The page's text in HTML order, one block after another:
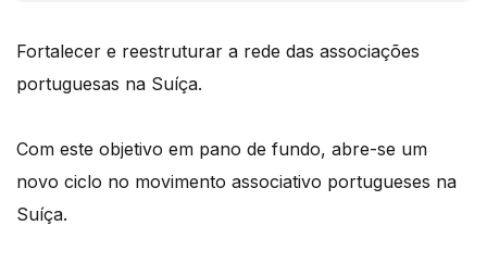
Fortalecer e reestruturar a rede das associações
portuguesas na Suíça.
Com este objetivo em pano de fundo, abre-se um
novo ciclo no movimento associativo portugueses na
Suíça.